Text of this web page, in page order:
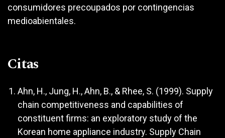
consumidores precoupados por contingencias
medioabientales.
Citas
Ahn, H., Jung, H., Ahn, B., & Rhee, S. (1999). Supply
chain competitiveness and capabilities of
constituent firms: an exploratory study of the
Korean home appliance industry. Supply Chain